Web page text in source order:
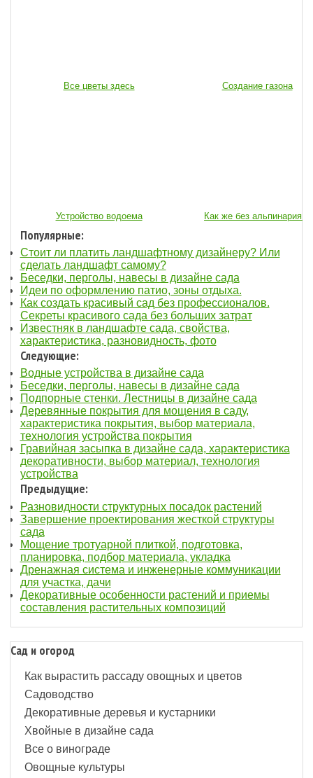
Все цветы здесь Создание газона
Устройство водоема Как же без альпинария...
Популярные:
Стоит ли платить ландшафтному дизайнеру? Или
сделать ландшафт самому?
Беседки, перголы, навесы в дизайне сада
Идеи по оформлению патио, зоны отдыха.
Как создать красивый сад без профессионалов.
Секреты красивого сада без больших затрат
Известняк в ландшафте сада, свойства,
характеристика, разновидность, фото
Следующие:
Водные устройства в дизайне сада
Беседки, перголы, навесы в дизайне сада
Подпорные стенки. Лестницы в дизайне сада
Деревянные покрытия для мощения в саду,
характеристика покрытия, выбор материала,
технология устройства покрытия
Гравийная засыпка в дизайне сада, характеристика
декоративности, выбор материал, технология
устройства
Предыдущие:
Разновидности структурных посадок растений
Завершение проектирования жесткой структуры
сада
Мощение тротуарной плиткой, подготовка,
планировка, подбор материала, укладка
Дренажная система и инженерные коммуникации
для участка, дачи
Декоративные особенности растений и приемы
составления растительных композиций
Сад и огород
Как вырастить рассаду овощных и цветов
Садоводство
Декоративные деревья и кустарники
Хвойные в дизайне сада
Все о винограде
Овощные культуры